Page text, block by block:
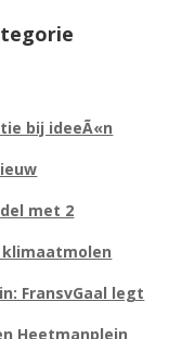
bij ideeÃ«n
met 2
FransvGaal legt
Heetmanplein